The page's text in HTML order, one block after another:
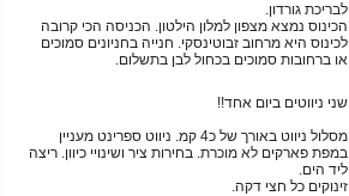
לבריכת גורדון.
הכינוס נמצא מצפון למלון הילטון. הכניסה הכי קרובה
לכינוס היא מרחוב זבוטינסקי. חנייה בחניונים סמוכים
או ברחובות סמוכים בכחול לבן בתשלום.
שני ניווטים ביום אחד!!
מסלול ניווט באורך של כ4 קמ. ניווט ספרינט מעניין
במפת פארקים לא מוכרת. בחירות ציר ושינויי כיוון. ריצה
ליד הים.
זינוקים כל חצי דקה.